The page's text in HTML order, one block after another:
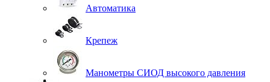
Автоматика
Крепеж
Манометры СИОД высокого давления